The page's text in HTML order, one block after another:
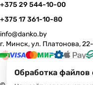
+375 29 544-10-00
+375 17 361-10-80
info@danko.by
г. Минск, ул. Платонова,
Обработка файлов